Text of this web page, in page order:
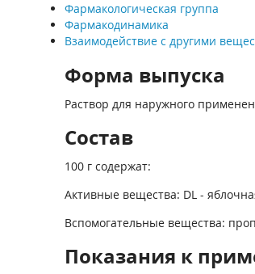
Фармакологическая группа
Фармакодинамика
Взаимодействие с другими
Форма выпуска
Раствор для наружного
Состав
100 г содержат:
Активные вещества: DL -
Вспомогательные вещества:
Показания к